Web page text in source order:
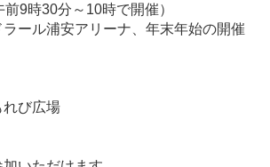
9時30分～10時で開催）
ール浦安アリーナ、年末年始の開催
び広場